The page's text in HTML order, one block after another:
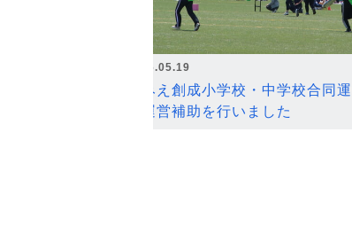
2026.05.19
なみえ創成小学校・中学校合同
の運営補助を行いました